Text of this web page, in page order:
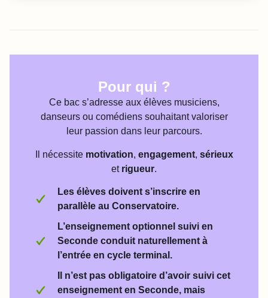
Pour qui ?
Ce bac s’adresse aux élèves musiciens,
danseurs ou comédiens souhaitant valoriser
leur passion dans leur parcours.
Il nécessite motivation, engagement, sérieux
et rigueur.
Les élèves doivent s’inscrire en
parallèle au Conservatoire.
L’enseignement optionnel suivi en
Seconde conduit naturellement à
l’entrée en cycle terminal.
Il n’est pas obligatoire d’avoir suivi cet
enseignement en Seconde, mais